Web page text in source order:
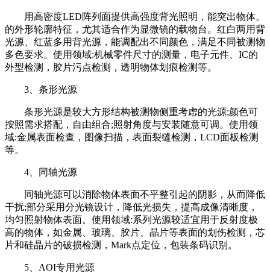
用高密度LED阵列面提供高强度背光照明，能突出物体。
的外形轮廓特征，尤其适合作为显微镜的载物台。红白两用背
光源、红蓝多用背光源，能调配出不同颜色，满足不同被测物
多色要求。使用领域:机械零件尺寸的测量，电子元件、IC的
外型检测，胶片污点检测，透明物体划痕检测等。
3、条形光源
条形光源是较大方形结构被测物侧重考虑的光源;颜色可
按照需求搭配，自由组合;照射角度与安装随意可调。使用领
域:金属表面检查，图像扫描，表面裂缝检测，LCD面板检测
等。
4、同轴光源
同轴光源可以消除物体表面不平整引起的阴影，从而降低
干扰;部分采用分光镜设计，降低光损失，提高成像清晰度，
均匀照射物体表面。使用领域:系列光源较适宜用于反射度极
高的物体，如金属、玻璃、胶片、晶片等表面的划伤检测，芯
片和硅晶片的破损检测，Mark点定位，包装条码识别。
5、AOI专用光源